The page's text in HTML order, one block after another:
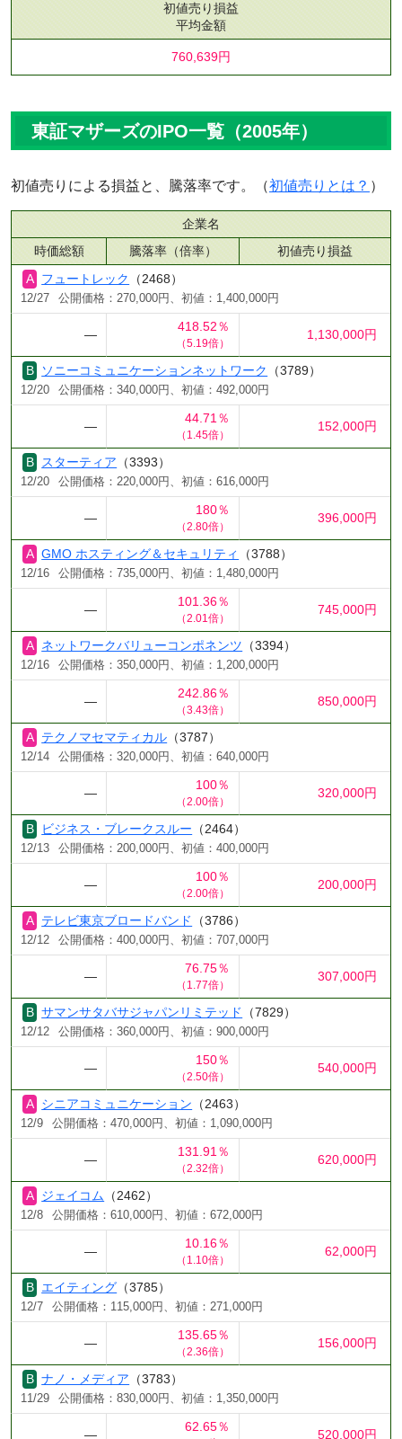
初値売り損益
平均金額
760,639円
東証マザーズのIPO一覧（2005年）
初値売りによる損益と、騰落率です。（初値売りとは？ ）
企業名
時価総額
騰落率（倍率）
初値売り損益
フュートレック
（2468）
12/27 公開価格：270,000円、初値：1,400,000円
―
418.52％
（5.19倍）
1,130,000円
ソニーコミュニケーションネットワーク （3789）
12/20 公開価格：340,000円、初値：492,000円
―
44.71％
（1.45倍）
152,000円
スターティア （3393）
12/20 公開価格：220,000円、初値：616,000円
―
180％
（2.80倍）
396,000円
GMO ホスティング＆セキュリティ （3788）
12/16 公開価格：735,000円、初値：1,480,000円
―
101.36％
（2.01倍）
745,000円
ネットワークバリューコンポネンツ （3394）
12/16 公開価格：350,000円、初値：1,200,000円
―
242.86％
（3.43倍）
850,000円
テクノマセマティカル （3787）
12/14 公開価格：320,000円、初値：640,000円
―
100％
（2.00倍）
320,000円
ビジネス・ブレークスルー （2464）
12/13 公開価格：200,000円、初値：400,000円
―
100％
（2.00倍）
200,000円
テレビ東京ブロードバンド （3786）
12/12 公開価格：400,000円、初値：707,000円
―
76.75％
（1.77倍）
307,000円
サマンサタバサジャパンリミテッド （7829）
12/12 公開価格：360,000円、初値：900,000円
―
150％
（2.50倍）
540,000円
シニアコミュニケーション （2463）
12/9 公開価格：470,000円、初値：1,090,000円
―
131.91％
（2.32倍）
620,000円
ジェイコム （2462）
12/8 公開価格：610,000円、初値：672,000円
―
10.16％
（1.10倍）
62,000円
エイティング （3785）
12/7 公開価格：115,000円、初値：271,000円
―
135.65％
（2.36倍）
156,000円
ナノ・メディア （3783）
11/29 公開価格：830,000円、初値：1,350,000円
―
62.65％
520,000円